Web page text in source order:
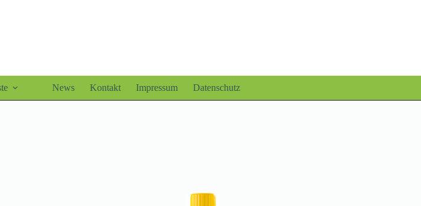
News Kontakt Impressum Datenschutz